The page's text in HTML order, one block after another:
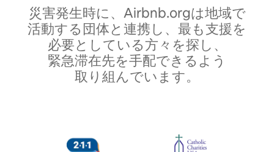
災害発生時に、Airbnb.org⁠は地⁠域⁠で
活⁠動⁠す⁠る団⁠体⁠と連⁠携⁠し⁠、最⁠も支⁠援⁠を
必⁠要⁠とし⁠て⁠い⁠る方⁠々⁠を探⁠し⁠、
緊⁠急⁠滞⁠在⁠先⁠を手⁠配で⁠き⁠る⁠よ⁠う
取⁠り⁠組⁠ん⁠でい⁠ま⁠す⁠。